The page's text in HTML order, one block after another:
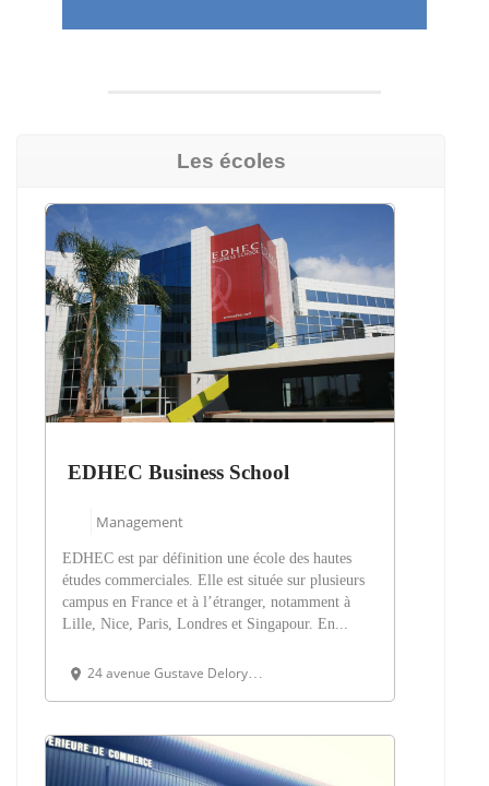
Les écoles
EDHEC Business School
Management
EDHEC est par définition une école des hautes
études commerciales. Elle est située sur plusieurs
campus en France et à l’étranger, notamment à
Lille, Nice, Paris, Londres et Singapour. En...
24 avenue Gustave Delory, CS 50411, 59057 Roubaix Cedex 1 - France